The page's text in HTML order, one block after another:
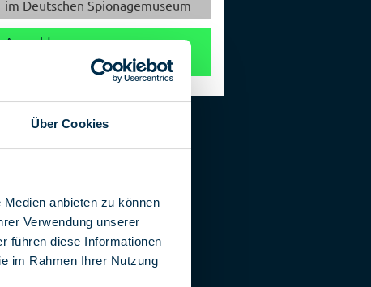
Über Cookies
anbieten zu können
Verwendung unserer
führen diese Informationen
im Rahmen Ihrer Nutzung
im Deutschen Spionagemuseum
Anmeldung zur
Veranstaltungsteilnahme